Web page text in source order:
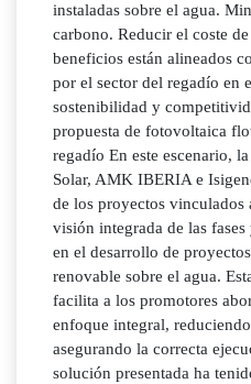
instaladas sobre el agua.
carbono. Reducir el coste
beneficios están alineados
por el sector del regadío en
sostenibilidad y
propuesta de fotovoltaica
regadío En este escenario,
Solar, AMK IBERIA e
de los proyectos vinculados
visión integrada de las
en el desarrollo de
renovable sobre el agua.
facilita a los promotores
enfoque integral,
asegurando la correcta
solución presentada ha